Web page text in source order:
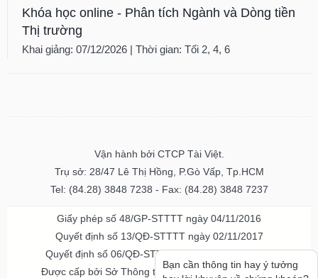
Khóa học online - Phân tích Ngành và Dòng tiền
Thị trường
Khai giảng: 07/12/2026 | Thời gian: Tối 2, 4, 6
Vận hành bởi CTCP Tài Việt.
Trụ sở: 28/47 Lê Thị Hồng, P.Gò Vấp, Tp.HCM
Tel: (84.28) 3848 7238 - Fax: (84.28) 3848 7237
Giấy phép số 48/GP-STTTT ngày 04/11/2016
Quyết định số 13/QĐ-STTTT ngày 02/11/2017
Quyết định số 06/QĐ-STTTT-ICP ngày 20/07/2023
Được cấp bởi Sở Thông tin và Truyền thông TPHCM
Bạn cần thông tin hay ý tưởng